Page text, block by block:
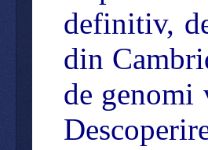
definitiv,
din
de genomi